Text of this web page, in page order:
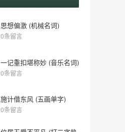
思想偏激 (机械名词)
0条留言
一记重扣堪称妙 (音乐名词)
0条留言
施计借东风 (五画单字)
0条留言